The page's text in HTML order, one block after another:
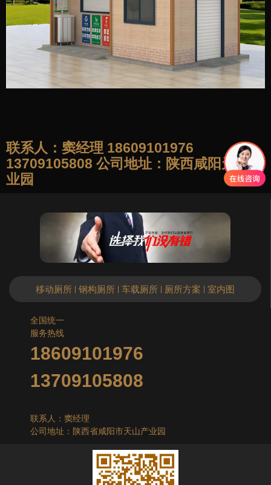
联系人：窦经理 18609101976
13709105808 公司地址：陕西咸阳天山产
业园
移动厕所 钢构厕所 车载厕所 厕所方案 室内图
全国统一
服务热线
18609101976
13709105808
联系人：窦经理
公司地址：陕西省咸阳市天山产业园